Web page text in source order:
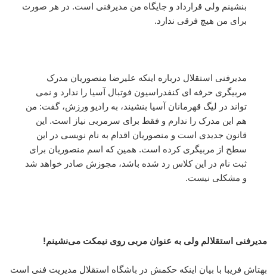
بنشینم ولی قرارداد و جایگاه من مدیرفنی است. در هر صورت
برای من هیچ فرقی ندارد.
مدیرفنی استقلال درباره اینکه علیرضا منصوریان مدرک
مربیگری حرفه ای کنفدراسیون فوتبال آسیا را ندارد و نمی
تواند در لیگ قهرمانان آسیا بنشیند، به رادیو ورزش، گفت: من
هم این مدرک را ندارم و فقط برای سرمربی نیاز است. این
قانون جدیدی است و منصوریان اقدام به نام نویسی در این
سطح از مربیگری کرده است. همین که اسم منصوریان برای
ثبت نام در این کلاس رد شده باشد، مجوزش صادر خواهد شد
و مشکلی نیست.
مدیرفنی استقلالم ولی به عنوان مربی روی نیمکت می‌نشینم!
بهتاش فریبا با بیان اینکه حکمش در باشگاه استقلال مدیریت فنی است